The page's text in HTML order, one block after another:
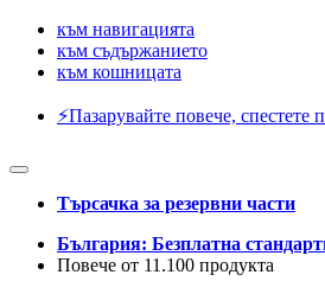
към навигацията
към съдържанието
към кошницата
⚡️Пазарувайте повече,
Търсачка за резервни части
България: Безплатна
Повече от 11.100 продукта